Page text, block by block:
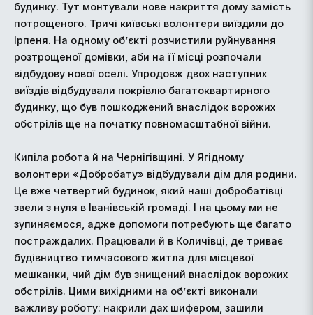
будинку. Тут монтували нове накриття дому замість
потрощеного. Тричі київські волонтери виїздили до
Ірпеня. На одному об’єкті розчистили руйнування
розтрощеної домівки, аби на її місці розпочали
відбудову нової оселі. Упродовж двох наступних
виїздів відбудували покрівлю багатоквартирного
будинку, що був пошкоджений внаслідок ворожих
обстрілів ще на початку повномасштабної війни.
Кипіла робота й на Чернігівщині. У Ягідному
волонтери «Добробату» відбудували дім для родини.
Це вже четвертий будинок, який наші добробатівці
звели з нуля в Іванівській громаді. І на цьому ми не
зупиняємося, адже допомоги потребують ще багато
постраждалих. Працювали й в Количівці, де триває
будівництво тимчасового житла для місцевої
мешканки, чий дім був знищений внаслідок ворожих
обстрілів. Цими вихідними на об’єкті виконали
важливу роботу: накрили дах шифером, зашили